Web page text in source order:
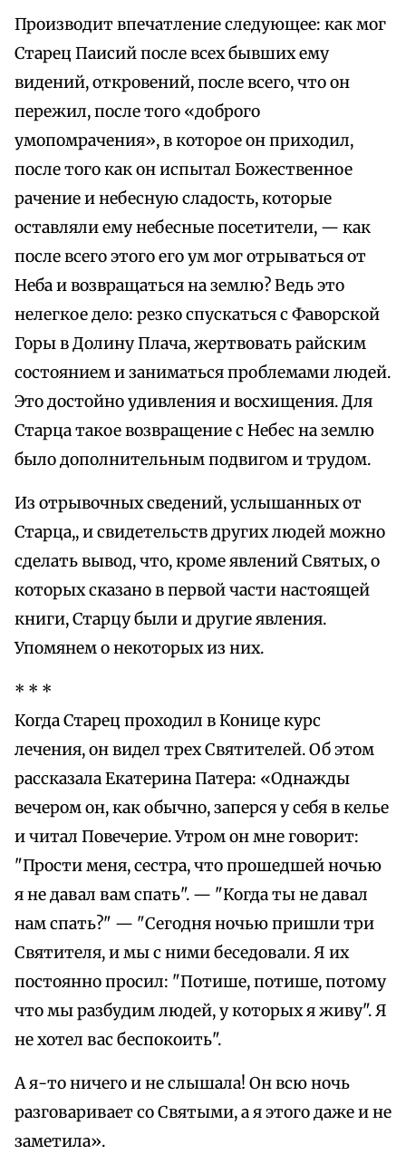
Производит впечатление следующее: как мог
Старец Паисий после всех бывших ему
видений, откровений, после всего, что он
пережил, после того «доброго
умопомрачения», в которое он приходил,
после того как он испытал Божественное
рачение и небесную сладость, которые
оставляли ему небесные посетители, — как
после всего этого его ум мог отрываться от
Неба и возвращаться на землю? Ведь это
нелегкое дело: резко спускаться с Фаворской
Горы в Долину Плача, жертвовать райским
состоянием и заниматься проблемами людей.
Это достойно удивления и восхищения. Для
Старца такое возвращение с Небес на землю
было дополнительным подвигом и трудом.
Из отрывочных сведений, услышанных от
Старца,, и свидетельств других людей можно
сделать вывод, что, кроме явлений Святых, о
которых сказано в первой части настоящей
книги, Старцу были и другие явления.
Упомянем о некоторых из них.
* * *
Когда Старец проходил в Конице курс
лечения, он видел трех Святителей. Об этом
рассказала Екатерина Патера: «Однажды
вечером он, как обычно, заперся у себя в келье
и читал Повечерие. Утром он мне говорит:
"Прости меня, сестра, что прошедшей ночью
я не давал вам спать". — "Когда ты не давал
нам спать?" — "Сегодня ночью пришли три
Святителя, и мы с ними беседовали. Я их
постоянно просил: "Потише, потише, потому
что мы разбудим людей, у которых я живу". Я
не хотел вас беспокоить".
А я-то ничего и не слышала! Он всю ночь
разговаривает со Святыми, а я этого даже и не
заметила».